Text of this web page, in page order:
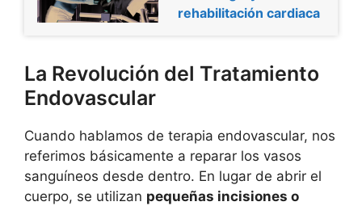
rehabilitación cardiaca
La Revolución del Tratamiento
Endovascular
Cuando hablamos de terapia endovascular, nos
referimos básicamente a reparar los vasos
sanguíneos desde dentro. En lugar de abrir el
cuerpo, se utilizan pequeñas incisiones o